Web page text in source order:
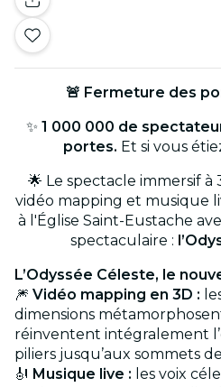
🚨 Fermeture des
✨ 1 000 000 de
portes. Et si vous
🌟 Le spectacle immersif à
vidéo mapping et musique
à l'Église Saint-Eustache
spectaculaire :
L’Odyssée Céleste, le
🎆 Vidéo mapping en 3D :
dimensions
réinventent intégralement
piliers jusqu’aux sommets
🎻 Musique live : les voix